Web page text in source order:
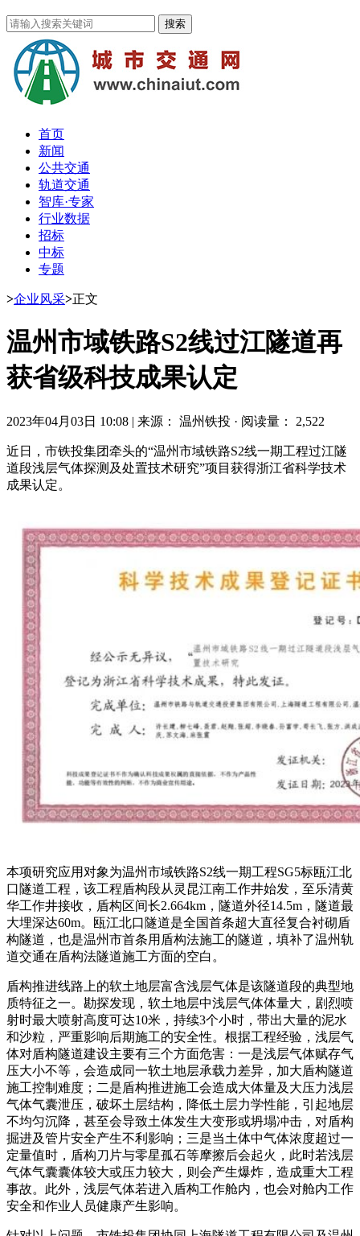
首页
新闻
公共交通
轨道交通
智库·专家
行业数据
招标
中标
专题
>企业风采>正文
温州市域铁路S2线过江隧道再
获省级科技成果认定
2023年04月03日 10:08 | 来源： 温州铁投 · 阅读量： 2,522
近日，市铁投集团牵头的“温州市域铁路S2线一期工程过江隧
道段浅层气体探测及处置技术研究”项目获得浙江省科学技术
成果认定。
本项研究应用对象为温州市域铁路S2线一期工程SG5标瓯江北
口隧道工程，该工程盾构段从灵昆江南工作井始发，至乐清黄
华工作井接收，盾构区间长2.664km，隧道外径14.5m，隧道最
大埋深达60m。瓯江北口隧道是全国首条超大直径复合衬砌盾
构隧道，也是温州市首条用盾构法施工的隧道，填补了温州轨
道交通在盾构法隧道施工方面的空白。
盾构推进线路上的软土地层富含浅层气体是该隧道段的典型地
质特征之一。勘探发现，软土地层中浅层气体体量大，剧烈喷
射时最大喷射高度可达10米，持续3个小时，带出大量的泥水
和沙粒，严重影响后期施工的安全性。根据工程经验，浅层气
体对盾构隧道建设主要有三个方面危害：一是浅层气体赋存气
压大小不等，会造成同一软土地层承载力差异，加大盾构隧道
施工控制难度；二是盾构推进施工会造成大体量及大压力浅层
气体气囊泄压，破坏土层结构，降低土层力学性能，引起地层
不均匀沉降，甚至会导致土体发生大变形或坍塌冲击，对盾构
掘进及管片安全产生不利影响；三是当土体中气体浓度超过一
定量值时，盾构刀片与零星孤石等摩擦后会起火，此时若浅层
气体气囊囊体较大或压力较大，则会产生爆炸，造成重大工程
事故。此外，浅层气体若进入盾构工作舱内，也会对舱内工作
安全和作业人员健康产生影响。